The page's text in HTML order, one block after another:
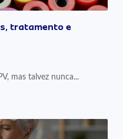
tratamento e
mas talvez nunca...